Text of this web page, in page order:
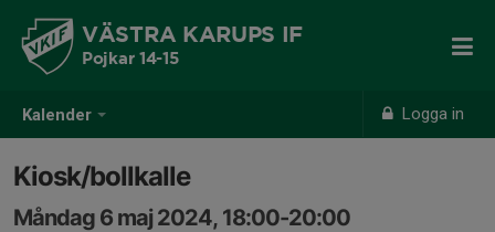
Kalender Logga in
VÄSTRA KARUPS IF
Pojkar 14-15
Kiosk/bollkalle
Måndag 6 maj 2024, 18:00-20:00